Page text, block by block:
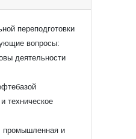
переподготовки
вопросы:
деятельности
техническое
промышленная и